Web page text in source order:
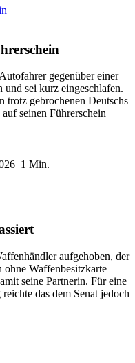
gegenüber einer
und sei kurz eingeschlafen.
trotz gebrochenen Deutschs
seinen Führerschein
1 Min.
aufgehoben, der
ohne Waffenbesitzkarte
seine Partnerin. Für eine
das dem Senat jedoch